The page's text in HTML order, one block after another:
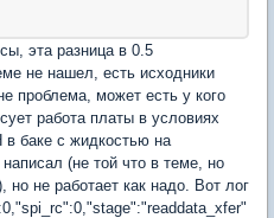
эта разница в 0.5
не нашел, есть исходники
проблема, может есть у кого
работа платы в условиях
баке с жидкостью на
(не той что в теме, но
но не работает как надо. Вот лог